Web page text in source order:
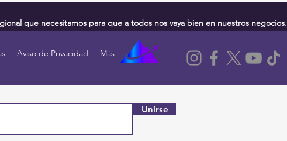
que necesitamos para que a todos nos vaya bien en nuestros negocios.
Aviso de Privacidad Más
Unirse